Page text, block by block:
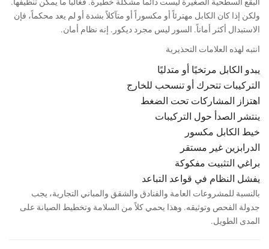
ولكن إذا كان الكابل مهترئاً أو مكسوراً أو متآكلاً بشدة أو لم يعد محكماً، فإن
الاستبدال أكثر أماناً. السور ليس مجرد ديكور. إنه نظام أمان.
انتبه لهذه العلامات التحذيرية
يبدو الكابل مرتخيًا أو متدليًا
التركيبات تتحرك أو تنسحب للخارج
اهتزاز المشاركات تحت الضغط
ينتشر الصدأ حول التركيبات
خيط الكابل مكسور
الدرابزين غير مستقر
براغي التثبيت مفكوكة
يفشل النظام في قواعد التباعد
بالنسبة للمشروعات العامة والفنادق والشقق والمباني التجارية، يجب
جدولة الفحص وتوثيقه. وهذا يحمي كلاً من السلامة وتخطيط الصيانة على
المدى الطويل.